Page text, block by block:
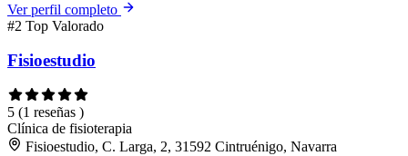
Ver perfil completo
#2 Top Valorado
Fisioestudio
5 (1 reseñas )
Clínica de fisioterapia
Fisioestudio, C. Larga, 2, 31592 Cintruénigo, Navarra